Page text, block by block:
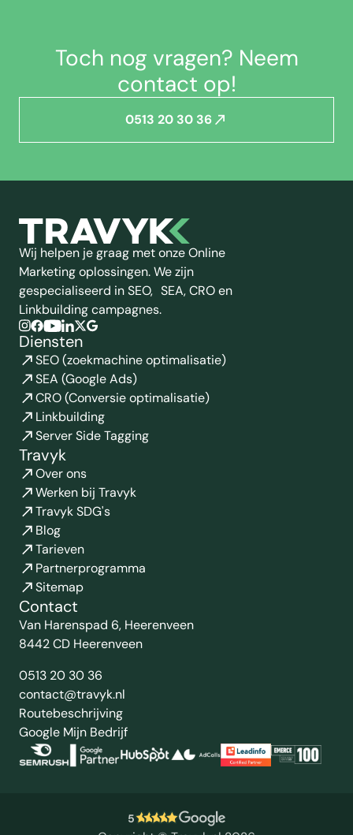
Toch nog vragen? Neem
contact op!
0513 20 30 36
Wij helpen je graag met onze Online
Marketing oplossingen. We zijn
gespecialiseerd in SEO, SEA, CRO en
Linkbuilding campagnes.
Diensten
SEO (zoekmachine optimalisatie)
SEA (Google Ads)
CRO (Conversie optimalisatie)
Linkbuilding
Server Side Tagging
Travyk
Over ons
Werken bij Travyk
Travyk SDG's
Blog
Tarieven
Partnerprogramma
Sitemap
Contact
Van Harenspad 6, Heerenveen
8442 CD Heerenveen
0513 20 30 36
contact@travyk.nl
Routebeschrijving
Google Mijn Bedrijf
5